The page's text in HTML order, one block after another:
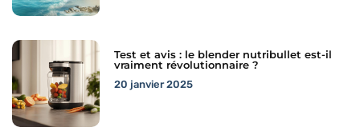
Test et avis : le blender nutribullet est-il
vraiment révolutionnaire ?
20 janvier 2025